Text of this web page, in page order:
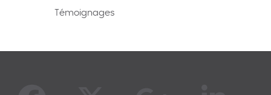
Témoignages